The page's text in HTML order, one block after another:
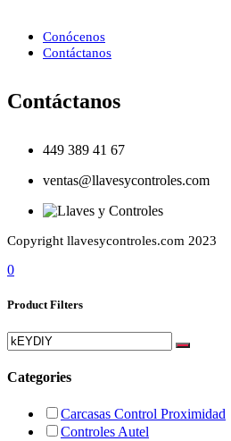
Conócenos
Contáctanos
Contáctanos
449 389 41 67
ventas@llavesycontroles.com
Copyright llavesycontroles.com 2023
0
Product Filters
Categories
Carcasas Control Proximidad
Controles Autel